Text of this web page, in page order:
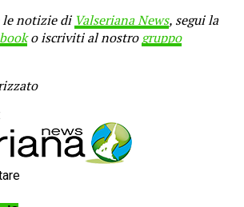
le notizie di Valseriana News, segui la
o iscriviti al nostrogruppo